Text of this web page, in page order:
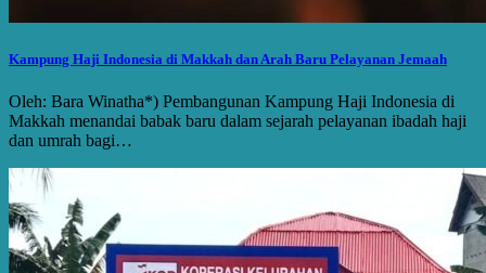
Kampung Haji Indonesia di Makkah dan Arah Baru Pelayanan Jemaah
Oleh: Bara Winatha*) Pembangunan Kampung Haji Indonesia di
Makkah menandai babak baru dalam sejarah pelayanan ibadah haji
dan umrah bagi…